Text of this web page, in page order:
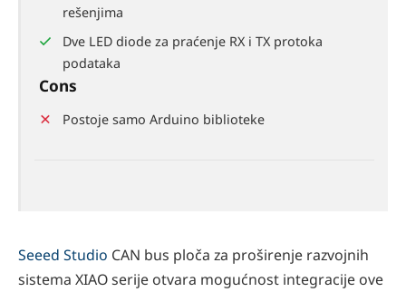
rešenjima
Dve LED diode za praćenje RX i TX protoka
podataka
Cons
Postoje samo Arduino biblioteke
Seeed Studio CAN bus ploča za proširenje razvojnih
sistema XIAO serije otvara mogućnost integracije ove